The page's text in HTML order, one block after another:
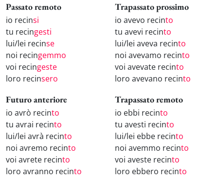
Passato remoto
io recinsi
tu recingesti
lui/lei recinse
noi recingemmo
voi recingeste
loro recinsero
Trapassato prossimo
io avevo recinto
tu avevi recinto
lui/lei aveva recinto
noi avevamo recinto
voi avevate recinto
loro avevano recinto
Futuro anteriore
io avrò recinto
tu avrai recinto
lui/lei avrà recinto
noi avremo recinto
voi avrete recinto
loro avranno recinto
Trapassato remoto
io ebbi recinto
tu avesti recinto
lui/lei ebbe recinto
noi avemmo recinto
voi aveste recinto
loro ebbero recinto